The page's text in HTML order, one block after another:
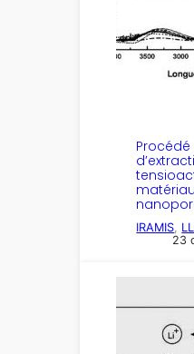
Procédé
matériau
IRAMIS,
23